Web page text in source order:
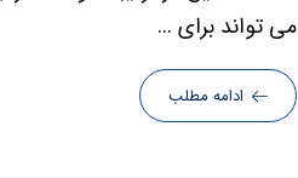
می تواند برای ...
ادامه مطلب